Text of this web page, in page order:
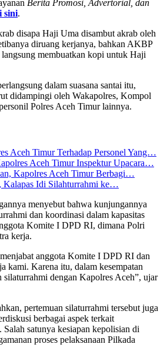
Berita Promosi, Advertorial, dan
sini.
disapa Haji Uma disambut akrab oleh
diruang kerjanya, bahkan AKBP
membuatkan kopi untuk Haji
dalam suasana santai itu,
didampingi oleh Wakapolres, Kompol
Polres Aceh Timur lainnya.
Aceh Timur Terhadap Personel Yang…
Aceh Timur Inspektur Upacara…
Kapolres Aceh Timur Berbagi…
Kalapas Idi Silahturrahmi ke…
menyebut bahwa kunjungannya
dan koordinasi dalam kapasitas
Komite I DPD RI, dimana Polri
kerja.
anggota Komite I DPD RI dan
kami. Karena itu, dalam kesempatan
silaturrahmi dengan Kapolres Aceh”, ujar
pertemuan silaturrahmi tersebut juga
berbagai aspek terkait
Salah satunya kesiapan kepolisian di
proses pelaksanaan Pilkada